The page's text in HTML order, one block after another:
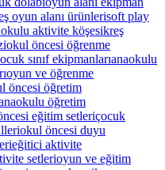
oyun alanı ürünlerisoft play
aktivite köşesikreş
okul öncesi öğrenme
sınıf ekipmanlarıanaokulu
oyun ve öğrenme
öncesi öğretim
öğretim
eğitim setleriçocuk
okul öncesi duyu
eğitici aktivite
setlerioyun ve eğitim